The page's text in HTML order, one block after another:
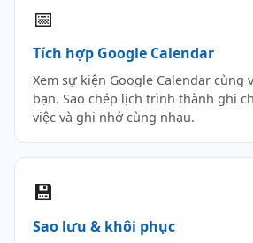
📅
Tích hợp Google Calendar
Xem sự kiện Google Calendar cùng
bạn. Sao chép lịch trình thành ghi
việc và ghi nhớ cùng nhau.
💾
Sao lưu & khôi phục